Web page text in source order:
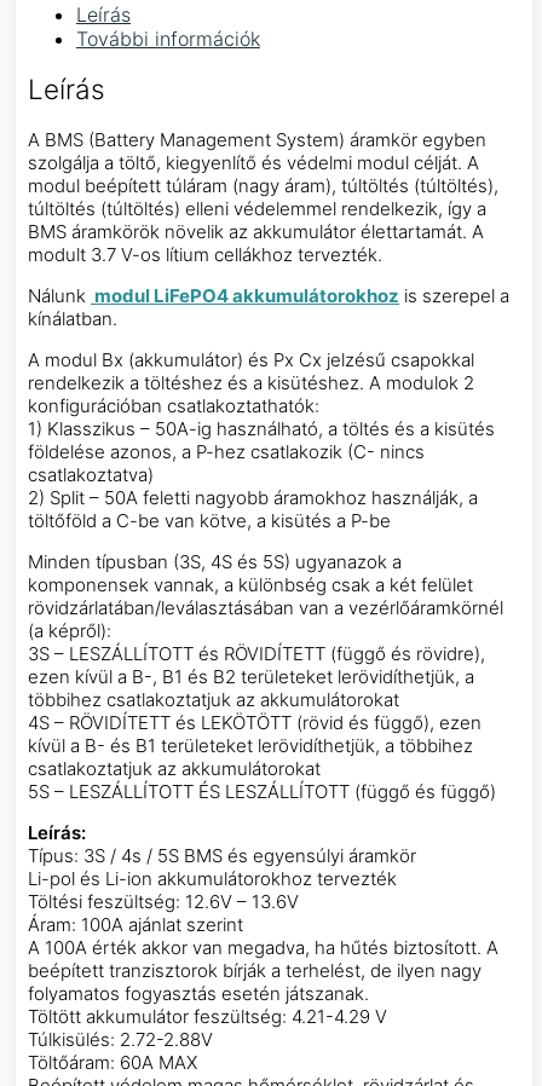
Leírás
További információk
Leírás
A BMS (Battery Management System) áramkör egyben
szolgálja a töltő, kiegyenlítő és védelmi modul célját. A
modul beépített túláram (nagy áram), túltöltés (túltöltés),
túltöltés (túltöltés) elleni védelemmel rendelkezik, így a
BMS áramkörök növelik az akkumulátor élettartamát. A
modult 3.7 V-os lítium cellákhoz tervezték.
Nálunk modul LiFePO4 akkumulátorokhoz is szerepel a
kínálatban.
A modul Bx (akkumulátor) és Px Cx jelzésű csapokkal
rendelkezik a töltéshez és a kisütéshez. A modulok 2
konfigurációban csatlakoztathatók:
1) Klasszikus – 50A-ig használható, a töltés és a kisütés
földelése azonos, a P-hez csatlakozik (C- nincs
csatlakoztatva)
2) Split – 50A feletti nagyobb áramokhoz használják, a
töltőföld a C-be van kötve, a kisütés a P-be
Minden típusban (3S, 4S és 5S) ugyanazok a
komponensek vannak, a különbség csak a két felület
rövidzárlatában/leválasztásában van a vezérlőáramkörnél
(a képről):
3S – LESZÁLLÍTOTT és RÖVIDÍTETT (függő és rövidre),
ezen kívül a B-, B1 és B2 területeket lerövidíthetjük, a
többihez csatlakoztatjuk az akkumulátorokat
4S – RÖVIDÍTETT és LEKÖTÖTT (rövid és függő), ezen
kívül a B- és B1 területeket lerövidíthetjük, a többihez
csatlakoztatjuk az akkumulátorokat
5S – LESZÁLLÍTOTT ÉS LESZÁLLÍTOTT (függő és függő)
Leírás:
Típus: 3S / 4s / 5S BMS és egyensúlyi áramkör
Li-pol és Li-ion akkumulátorokhoz tervezték
Töltési feszültség: 12.6V – 13.6V
Áram: 100A ajánlat szerint
A 100A érték akkor van megadva, ha hűtés biztosított. A
beépített tranzisztorok bírják a terhelést, de ilyen nagy
folyamatos fogyasztás esetén játszanak.
Töltött akkumulátor feszültség: 4.21-4.29 V
Túlkisülés: 2.72-2.88V
Töltőáram: 60A MAX